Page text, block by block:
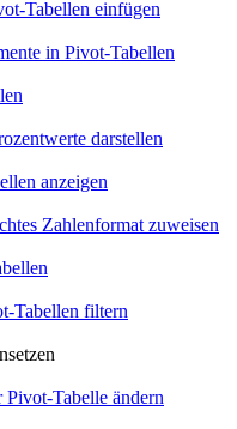
Tabellen einfügen
in Pivot-Tabellen
darstellen
anzeigen
Zahlenformat zuweisen
Tabellen filtern
Tabelle ändern